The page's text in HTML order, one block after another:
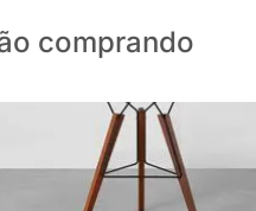
comprando
PRONTA ENTREGA
De Jantar Oni Redonda Preto -